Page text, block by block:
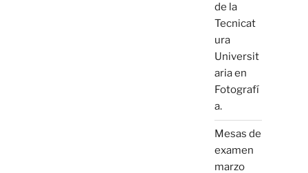
de la
Tecnicat
ura
Universit
aria en
Fotografí
a.
Mesas de
examen
marzo